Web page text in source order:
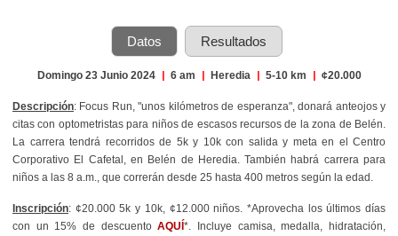
Datos Resultados
Domingo 23 Junio 2024 | 6 am | Heredia | 5-10 km | ¢20.000
Descripción: Focus Run, "unos kilómetros de esperanza", donará anteojos y
citas con optometristas para niños de escasos recursos de la zona de Belén.
La carrera tendrá recorridos de 5k y 10k con salida y meta en el Centro
Corporativo El Cafetal, en Belén de Heredia. También habrá carrera para
niños a las 8 a.m., que correrán desde 25 hasta 400 metros según la edad.
Inscripción: ¢20.000 5k y 10k, ¢12.000 niños. *Aprovecha los últimos días
con un 15% de descuentoAQUÍ*. Incluye camisa, medalla, hidratación,